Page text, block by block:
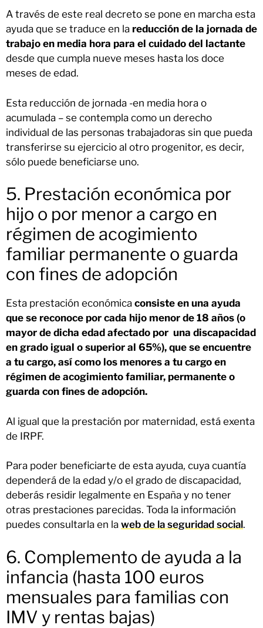
A través de este real decreto se pone en marcha esta
ayuda que se traduce en la reducción de la jornada de
trabajo en media hora para el cuidado del lactante
desde que cumpla nueve meses hasta los doce
meses de edad.
Esta reducción de jornada -en media hora o
acumulada – se contempla como un derecho
individual de las personas trabajadoras sin que pueda
transferirse su ejercicio al otro progenitor, es decir,
sólo puede beneficiarse uno.
5. Prestación económica por
hijo o por menor a cargo en
régimen de acogimiento
familiar permanente o guarda
con fines de adopción
Esta prestación económica consiste en una ayuda
que se reconoce por cada hijo menor de 18 años (o
mayor de dicha edad afectado por una discapacidad
en grado igual o superior al 65%), que se encuentre
a tu cargo, así como los menores a tu cargo en
régimen de acogimiento familiar, permanente o
guarda con fines de adopción.
Al igual que la prestación por maternidad, está exenta
de IRPF.
Para poder beneficiarte de esta ayuda, cuya cuantía
dependerá de la edad y/o el grado de discapacidad,
deberás residir legalmente en España y no tener
otras prestaciones parecidas. Toda la información
puedes consultarla en la web de la seguridad social.
6. Complemento de ayuda a la
infancia (hasta 100 euros
mensuales para familias con
IMV y rentas bajas)